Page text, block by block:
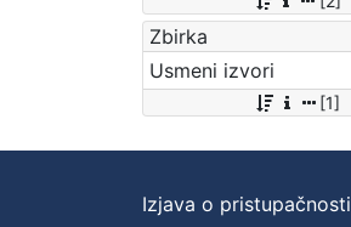
Zbirka
Usmeni izvori
[1]
Izjava o pristupačnosti